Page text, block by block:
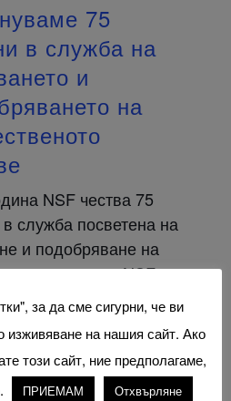
75
в служба на
и
на
NSF чества 75
служба посветена на
и подобряване на
здраве. NSF е
през 1944 към
of Michigan’s School
здраве, като
за да сме сигурни, че ви
изживяване на нашия сайт. Ако
този сайт, ние предполагаме,
ПРИЕМАМ Отхвърляне